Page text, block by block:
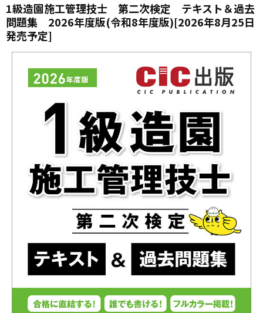
1級造園施工管理技士 第二次検定 テキスト＆過去
問題集 2026年度版(令和8年度版)[2026年8月25日
発売予定]